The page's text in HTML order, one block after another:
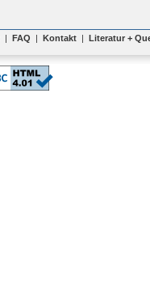
| FAQ | Kontakt | Literatur +